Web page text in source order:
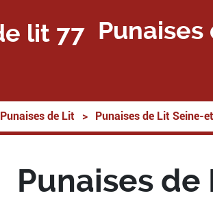
Punaises de Lit > Punaises de Lit Seine-
Punaises